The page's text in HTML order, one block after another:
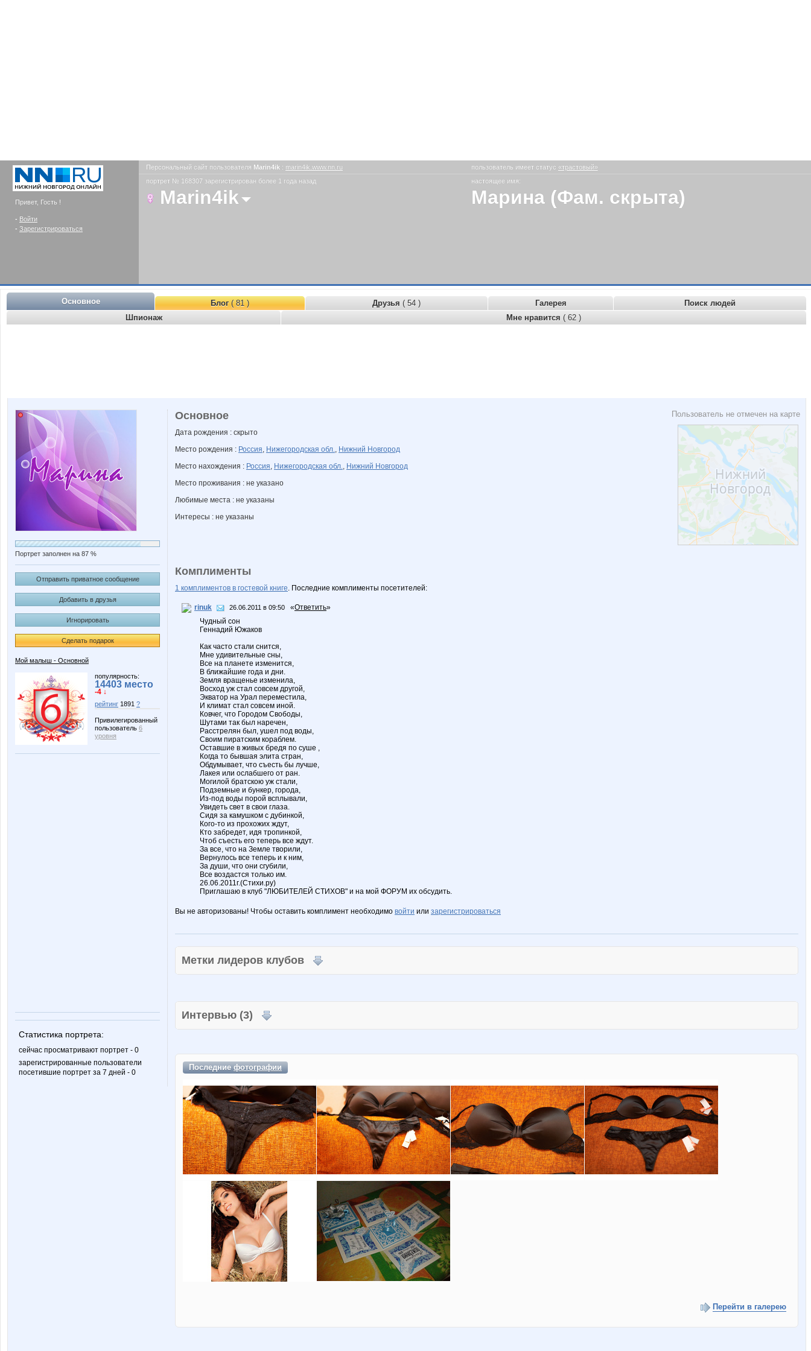
Привет, Гость !
- Войти
- Зарегистрироваться
Персональный сайт пользователя Marin4ik : marin4ik.www.nn.ru пользователь имеет статус «трастовый»
портрет № 168307 зарегистрирован более 1 года назад
Marin4ik
настоящее имя:
Марина (Фам. скрыта)
Основное Блог( 81 ) Друзья ( 54 ) Галерея
Поиск людей
Шпионаж
Мне нравится ( 62 )
Портрет заполнен на 87 %
Отправить приватное сообщение
Добавить в друзья
Игнорировать
Сделать подарок
Мой малыш - Основной
популярность:
14403 место
-4 ↓
рейтинг 1891 ?
Привилегированный
пользователь 6
уровня
Статистика портрета:
сейчас просматривают портрет - 0
зарегистрированные пользователи
посетившие портрет за 7 дней - 0
Пользователь не отмечен на карте
Основное
Дата рождения : скрыто
Место рождения : Россия, Нижегородская обл., Нижний Новгород
Место нахождения : Россия, Нижегородская обл., Нижний Новгород
Место проживания : не указано
Любимые места : не указаны
Интересы : не указаны
Комплименты
1 комплиментов в гостевой книге. Последние комплименты посетителей:
rinuk 26.06.2011 в 09:50 «Ответить»
Чудный сон
Геннадий Южаков
Как часто стали снится,
Мне удивительные сны,
Все на планете изменится,
В ближайшие года и дни.
Земля вращенье изменила,
Восход уж стал совсем другой,
Экватор на Урал переместила,
И климат стал совсем иной.
Ковчег, что Городом Свободы,
Шутами так был наречен,
Расстрелян был, ушел под воды,
Своим пиратским кораблем.
Оставшие в живых бредя по суше ,
Когда то бывшая элита стран,
Обдумывает, что съесть бы лучше,
Лакея или ослабшего от ран.
Могилой братскою уж стали,
Подземные и бункер, города,
Из-под воды порой всплывали,
Увидеть свет в свои глаза.
Сидя за камушком с дубинкой,
Кого-то из прохожих ждут,
Кто забредет, идя тропинкой,
Чтоб съесть его теперь все ждут.
За все, что на Земле творили,
Вернулось все теперь и к ним,
За души, что они сгубили,
Все воздастся только им.
26.06.2011г.(Стихи.ру)
Приглашаю в клуб "ЛЮБИТЕЛЕЙ СТИХОВ" и на мой ФОРУМ их обсудить.
Вы не авторизованы! Чтобы оставить комплимент необходимо войти или зарегистрироваться
Метки лидеров клубов
Интервью (3)
Последниефотографии
Перейти в галерею